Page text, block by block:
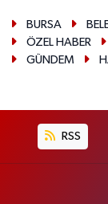
BURSA
ÖZEL HABER
GÜNDEM
RSS